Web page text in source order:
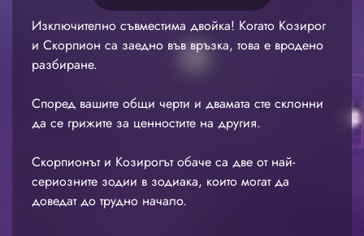
Изключително съвместима двойка! Когато Козирог
и Скорпион са заедно във връзка, това е вродено
разбиране.
Според вашите общи черти и двамата сте склонни
да се грижите за ценностите на другия.
Скорпионът и Козирогът обаче са две от най-
сериозните зодии в зодиака, които могат да
доведат до трудно начало.